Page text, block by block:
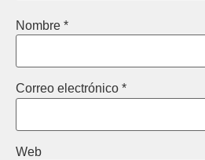
Nombre *
Correo electrónico *
Web